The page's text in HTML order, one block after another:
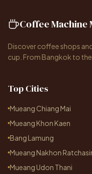
Coffee Machine
Discover coffee shops
cup. From Bangkok to the
Top Cities
Mueang Chiang Mai
Mueang Khon Kaen
Bang Lamung
Mueang Nakhon
Mueang Udon Thani